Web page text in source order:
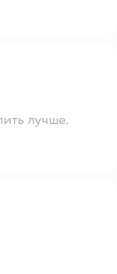
лучше.